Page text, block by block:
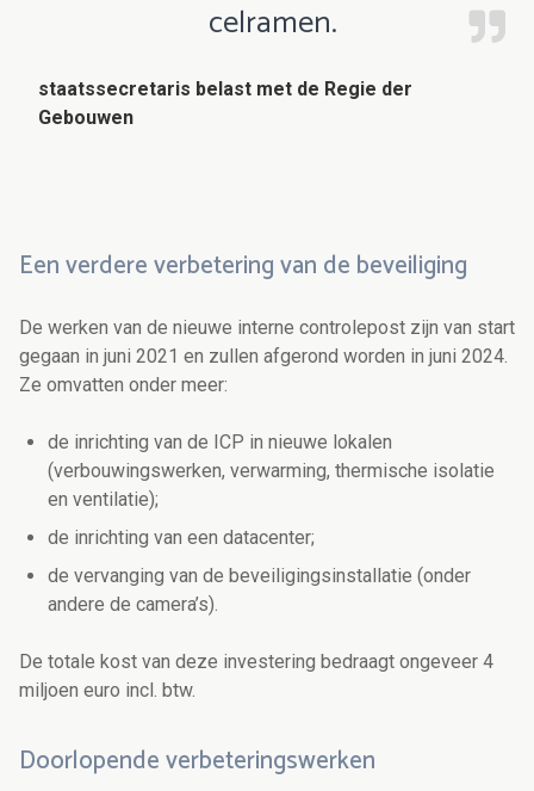
celramen.
staatssecretaris belast met de Regie der
Gebouwen
Een verdere verbetering van de beveiliging
De werken van de nieuwe interne controlepost zijn van start
gegaan in juni 2021 en zullen afgerond worden in juni 2024.
Ze omvatten onder meer:
de inrichting van de ICP in nieuwe lokalen
(verbouwingswerken, verwarming, thermische isolatie
en ventilatie);
de inrichting van een datacenter;
de vervanging van de beveiligingsinstallatie (onder
andere de camera’s).
De totale kost van deze investering bedraagt ongeveer 4
miljoen euro incl. btw.
Doorlopende verbeteringswerken